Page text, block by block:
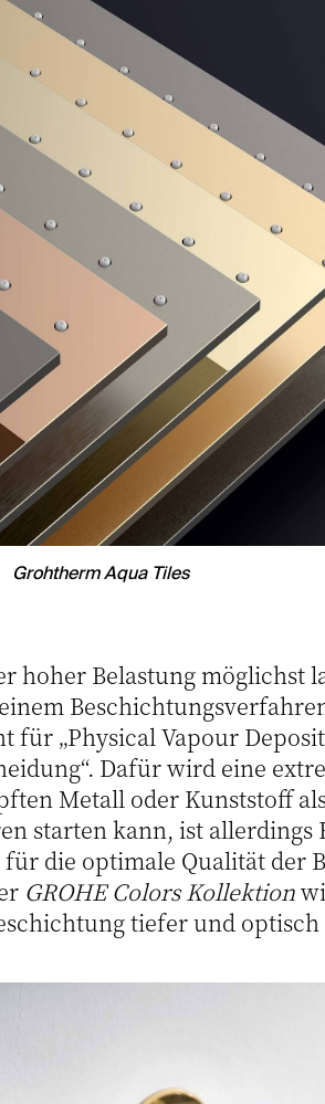
Grohtherm Aqua Tiles
hoher Belastung möglichst
für „Physical Vapour
Dafür wird eine
Metall oder Kunststoff
starten kann, ist allerdings
die optimale Qualität der
GROHE Colors Kollektion
tiefer und